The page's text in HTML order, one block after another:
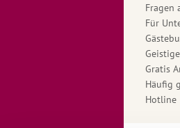
Fragen
Für
Gratis
Häufig
Hotline